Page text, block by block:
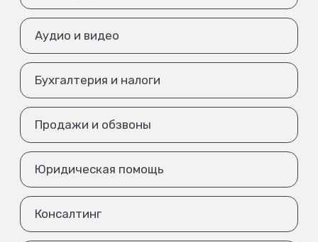
Аудио и видео
Бухгалтерия и налоги
Продажи и обзвоны
Юридическая помощь
Консалтинг